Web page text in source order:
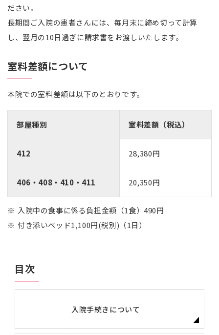
ださい。
長期間ご入院の患者さんには、毎月末に締め切って計算
し、翌月の10日過ぎに請求書をお渡しいたします。
室料差額について
本院での室料差額は以下のとおりです。
部屋種別 室料差額（税込）
412 28,380円
406・408・410・411 20,350円
入院中の食事に係る負担金額（1食）490円
付き添いベッド1,100円(税別)（1日）
目次
入院手続きについて